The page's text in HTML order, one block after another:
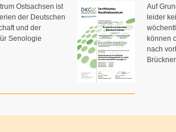
Ostsachsen ist
der Deutschen
und der
Senologie
Auf
leider
können
nach